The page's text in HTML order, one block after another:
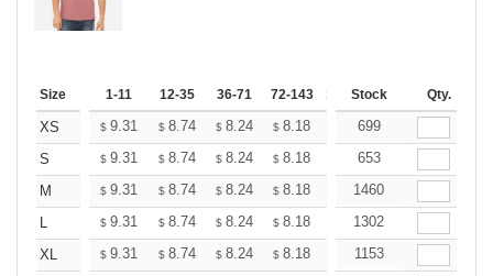
Size 1-11 12-35 36-71 72-143 144-287 288 + More
Stock Qty.
XS $ 9.31 $ 8.74 $ 8.24 $ 8.18 7.80
699
S
$ 9.31 $ 8.74 $ 8.24 $ 8.18 7.80
653
M
$ 9.31 $ 8.74 $ 8.24 $ 8.18 7.80
1460
L
$ 9.31 $ 8.74 $ 8.24 $ 8.18 7.80
1302
XL
$ 9.31 $ 8.74 $ 8.24 $ 8.18 7.80
1153